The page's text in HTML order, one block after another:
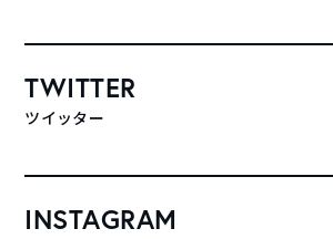
TWITTER
ツイッター
INSTAGRAM